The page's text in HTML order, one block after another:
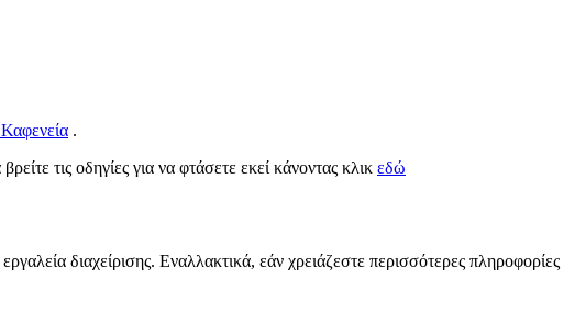
.
τις οδηγίες για να φτάσετε εκεί κάνοντας κλικ εδώ
διαχείρισης. Εναλλακτικά, εάν χρειάζεστε περισσότερες πληροφορίες